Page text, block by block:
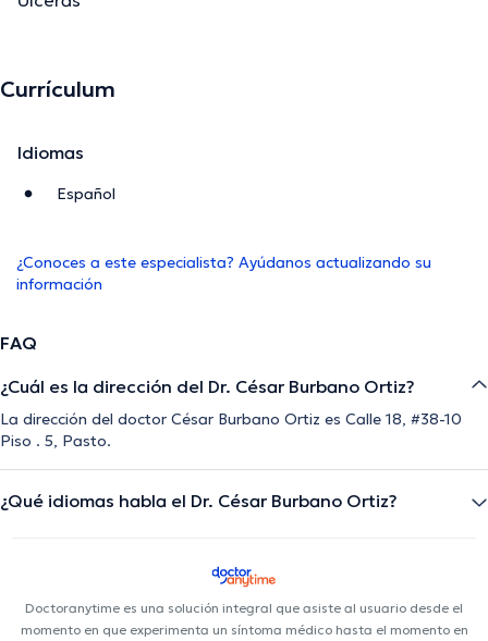
Currículum
Idiomas
Español
¿Conoces a este especialista? Ayúdanos actualizando su
información
FAQ
¿Cuál es la dirección del Dr. César Burbano Ortiz?
La dirección del doctor César Burbano Ortiz es Calle 18, #38-10
Piso . 5, Pasto.
¿Qué idiomas habla el Dr. César Burbano Ortiz?
Doctoranytime es una solución integral que asiste al usuario desde el
momento en que experimenta un síntoma médico hasta el momento en